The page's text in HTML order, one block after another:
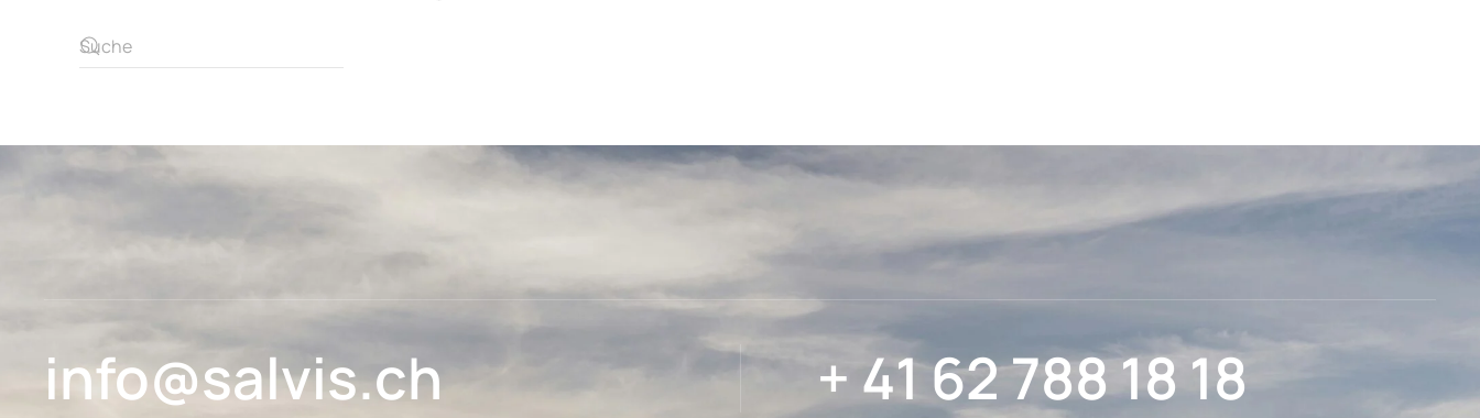
info@salvis.ch + 41 62 788 18 18